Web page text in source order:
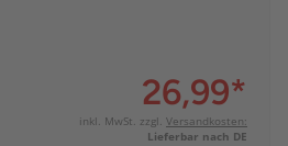
26,99*
inkl. MwSt. zzgl. Versandkosten:
Lieferbar nach DE